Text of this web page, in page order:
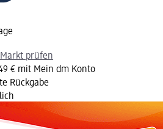
prüfen
€ mit Mein dm Konto
Rückgabe